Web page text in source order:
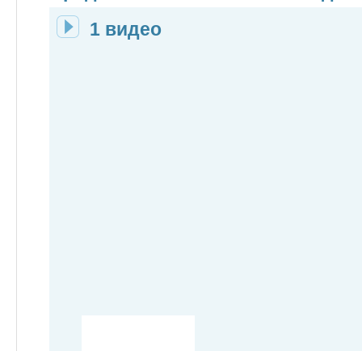
1 видео